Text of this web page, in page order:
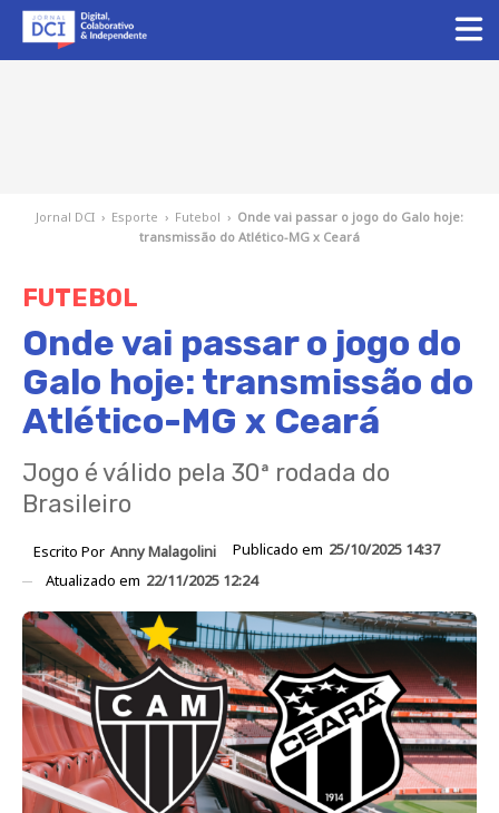
Jornal DCI › Esporte › Futebol › Onde vai passar o jogo do Galo hoje:
transmissão do Atlético-MG x Ceará
FUTEBOL
Onde vai passar o jogo do
Galo hoje: transmissão do
Atlético-MG x Ceará
Jogo é válido pela 30ª rodada do
Brasileiro
Escrito Por Anny Malagolini Publicado em 25/10/2025 14:37
Atualizado em 22/11/2025 12:24